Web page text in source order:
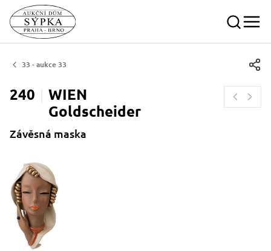
33 - aukce 33
240
WIEN
Goldscheider
Závěsná maska